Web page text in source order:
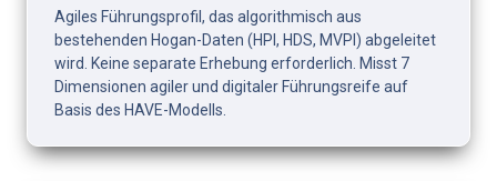
Agiles Führungsprofil, das algorithmisch aus
bestehenden Hogan-Daten (HPI, HDS, MVPI) abgeleitet
wird. Keine separate Erhebung erforderlich. Misst 7
Dimensionen agiler und digitaler Führungsreife auf
Basis des HAVE-Modells.